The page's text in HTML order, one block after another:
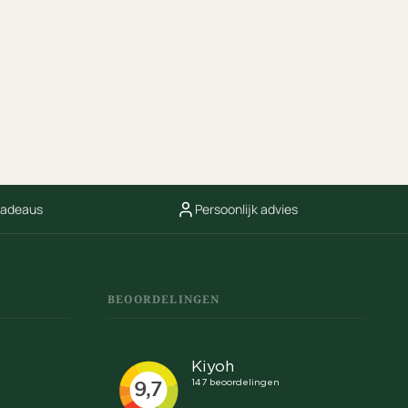
Persoonlijk advies
BEOORDELINGEN